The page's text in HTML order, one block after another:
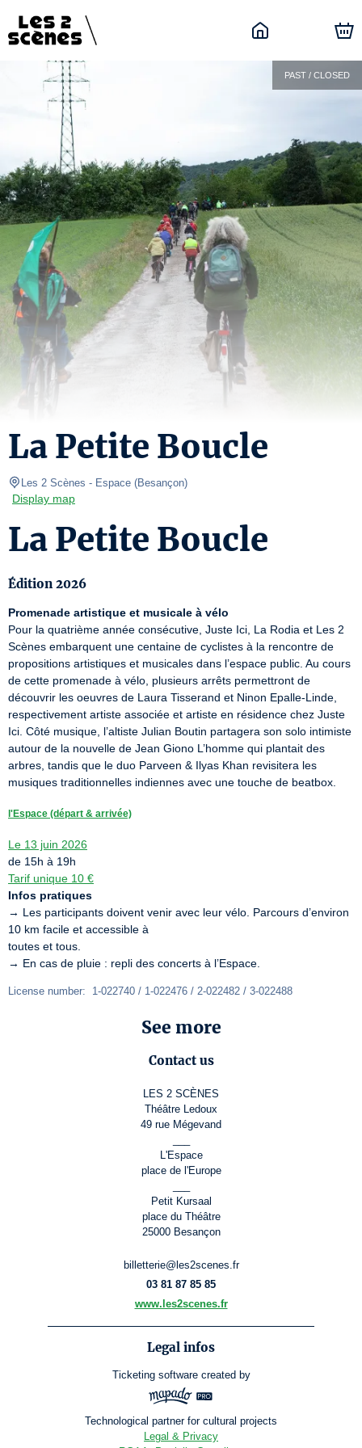
PAST / CLOSED
La Petite Boucle
Les 2 Scènes - Espace (Besançon)
Display map
La Petite Boucle
Édition 2026
Promenade artistique et musicale à vélo
Pour la quatrième année consécutive, Juste Ici, La Rodia et Les 2
Scènes embarquent une centaine de cyclistes à la rencontre de
propositions artistiques et musicales dans l’espace public. Au cours
de cette promenade à vélo, plusieurs arrêts permettront de
découvrir les oeuvres de Laura Tisserand et Ninon Epalle-Linde,
respectivement artiste associée et artiste en résidence chez Juste
Ici. Côté musique, l’altiste Julian Boutin partagera son solo intimiste
autour de la nouvelle de Jean Giono L’homme qui plantait des
arbres, tandis que le duo Parveen & Ilyas Khan revisitera les
musiques traditionnelles indiennes avec une touche de beatbox.
l'Espace (départ & arrivée)
Le 13 juin 2026
Tarif unique 10 €
Infos pratiques
→ Les participants doivent venir avec leur vélo. Parcours d’environ
10 km facile et accessible à
toutes et tous.
→ En cas de pluie : repli des concerts à l’Espace.
License number:  1-022740 / 1-022476 / 2-022482 / 3-022488
See more
Contact us
LES 2 SCÈNES
Théâtre Ledoux
49 rue Mégevand
L'Espace
place de l'Europe
Petit Kursaal
place du Théâtre
25000 Besançon
billetterie@les2scenes.fr
03 81 87 85 85
www.les2scenes.fr
Legal infos
Ticketing software created by
Technological partner for cultural projects
Legal & Privacy